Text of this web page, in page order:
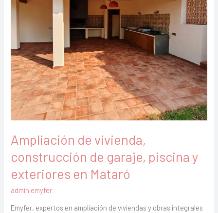
Ampliación de vivienda,
construcción de garaje, piscina y
exteriores en Mataró
admin.emyfer
Emyfer, expertos en ampliación de viviendas y obras integrales
y
exteriores
Mataró